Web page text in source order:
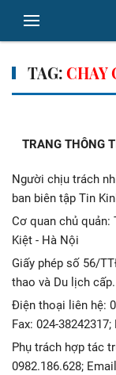
TAG:CHAY
TRANG THÔNG
Người chịu trách
ban biên tập Tin
Cơ quan chủ quản:
Kiệt - Hà Nội
Giấy phép số 56/
thao và Du lịch cấp.
Điện thoại liên hệ:
Fax: 024-
Phụ trách hợp tác
0982.186.628;